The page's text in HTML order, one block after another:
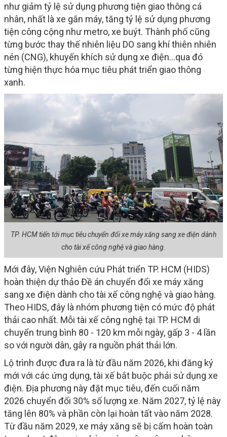
như giảm tỷ lệ sử dụng phương tiện giao thông cá
nhân, nhất là xe gắn máy, tăng tỷ lệ sử dụng phương
tiện công cộng như metro, xe buýt. Thành phố cũng
từng bước thay thế nhiên liệu DO sang khí thiên nhiên
nén (CNG), khuyến khích sử dụng xe điện...qua đó
từng hiện thực hóa mục tiêu phát triển giao thông
xanh.
TP. HCM tiến tới mục tiêu chuyển đổi xe máy xăng sang xe điện dành
cho tài xế công nghệ và giao hàng.
Mới đây, Viện Nghiên cứu Phát triển TP. HCM (HIDS)
hoàn thiện dự thảo Đề án chuyển đổi xe máy xăng
sang xe điện dành cho tài xế công nghệ và giao hàng.
Theo HIDS, đây là nhóm phương tiện có mức độ phát
thải cao nhất. Mỗi tài xế công nghệ tại TP. HCM di
chuyển trung bình 80 - 120 km mỗi ngày, gấp 3 - 4 lần
so với người dân, gây ra nguồn phát thải lớn.
Lộ trình được đưa ra là từ đầu năm 2026, khi đăng ký
mới với các ứng dụng, tài xế bắt buộc phải sử dụng xe
điện. Địa phương này đặt mục tiêu, đến cuối năm
2026 chuyển đổi 30% số lượng xe. Năm 2027, tỷ lệ này
tăng lên 80% và phần còn lại hoàn tất vào năm 2028.
Từ đầu năm 2029, xe máy xăng sẽ bị cấm hoàn toàn